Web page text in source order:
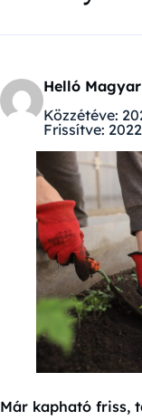
Helló Magyar
Közzétéve:
Frissítve:
Már kapható friss,